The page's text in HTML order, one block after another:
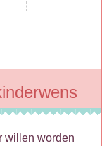
willen worden